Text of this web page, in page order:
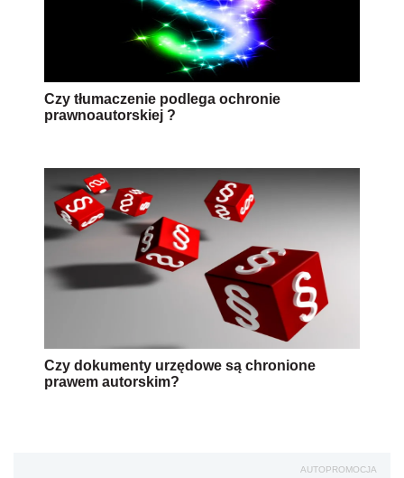
Czy tłumaczenie podlega ochronie
prawnoautorskiej ?
Czy dokumenty urzędowe są chronione
prawem autorskim?
AUTOPROMOCJA